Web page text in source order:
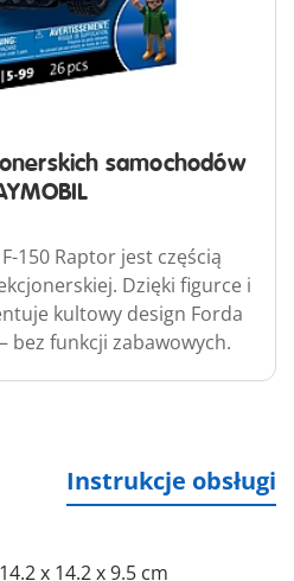
samochodów
150 Raptor jest częścią
Dzięki figurce i
kultowy design Forda
bez funkcji zabawowych.
Instrukcje obsługi
14.2 x 14.2 x 9.5 cm